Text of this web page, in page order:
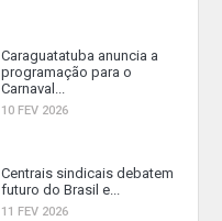
Caraguatatuba anuncia a
programação para o
Carnaval...
10 FEV 2026
Centrais sindicais debatem
futuro do Brasil e...
11 FEV 2026